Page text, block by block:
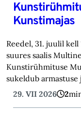
Kunstimajas
Reedel, 31. juulil
suures saalis
Kunstirühmituse
sukeldub armastuse
29. VII 2026
2